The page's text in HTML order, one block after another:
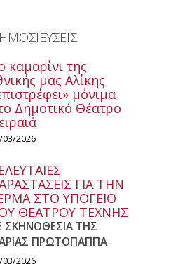
καμαρίνι της
μας Αλίκης
μόνιμα
Δημοτικό Θέατρο
03/2026
ΓΙΑ ΤΗΝ
ΣΤΟ ΥΠΟΓΕΙΟ
ΘΕΑΤΡΟΥ ΤΕΧΝΗΣ
ΣΚΗΝΟΘΕΣΙΑ ΤΗΣ
ΠΡΩΤΟΠΑΠΠΑ
03/2026